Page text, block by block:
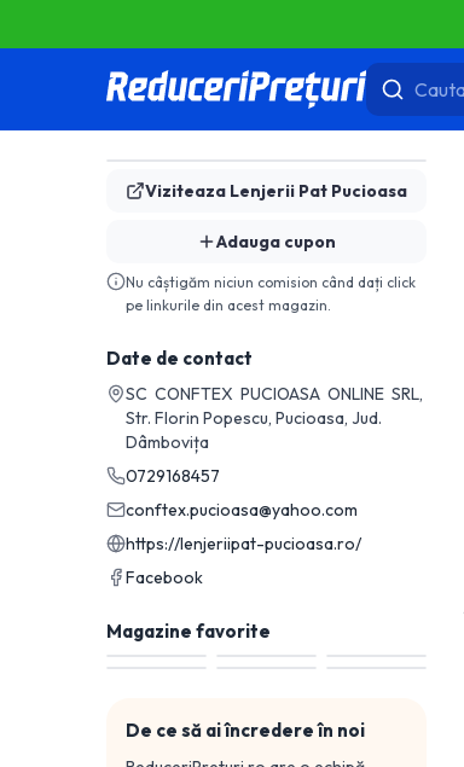
Viziteaza Lenjerii Pat Pucioasa
Adauga cupon
Nu câștigăm niciun comision când dați click
pe linkurile din acest magazin.
Date de contact
SC CONFTEX PUCIOASA ONLINE SRL,
Str. Florin Popescu, Pucioasa, Jud.
Dâmbovița
0729168457
conftex.pucioasa@yahoo.com
https://lenjeriipat-pucioasa.ro/
Facebook
Magazine favorite
De ce să ai încredere în noi